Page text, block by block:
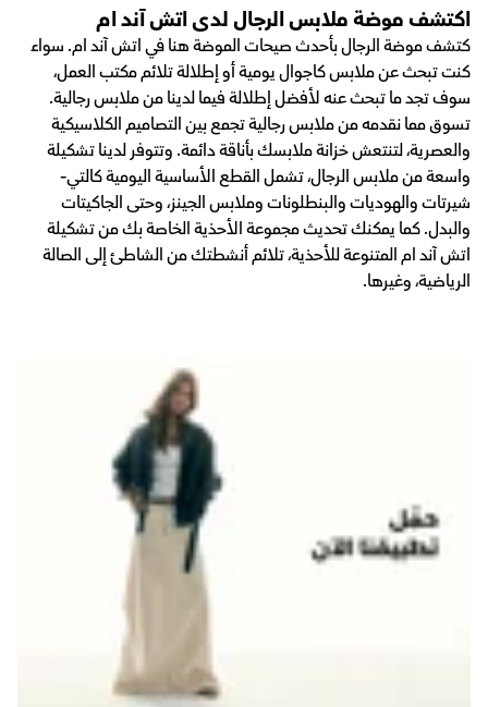
اكتشف موضة ملابس الرجال لدى اتش آند ام
كتشف موضة الرجال بأحدث صيحات الموضة هنا في اتش آند ام. سواء
كنت تبحث عن ملابس كاجوال يومية أو إطلالة تلائم مكتب العمل،
سوف تجد ما تبحث عنه لأفضل إطلالة فيما لدينا من ملابس رجالية.
تسوق مما نقدمه من ملابس رجالية تجمع بين التصاميم الكلاسيكية
والعصرية، لتنتعش خزانة ملابسك بأناقة دائمة. وتتوفر لدينا تشكيلة
واسعة من ملابس الرجال، تشمل القطع الأساسية اليومية كالتي-
شيرتات والهوديات والبنطلونات وملابس الجينز، وحتى الجاكيتات
والبدل. كما يمكنك تحديث مجموعة الأحذية الخاصة بك من تشكيلة
اتش آند ام المتنوعة للأحذية، تلائم أنشطتك من الشاطئ إلى الصالة
الرياضية، وغيرها.